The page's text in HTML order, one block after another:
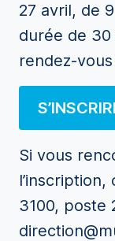
27 avril, de
durée de 30
rendez-
Si vous
3100, poste